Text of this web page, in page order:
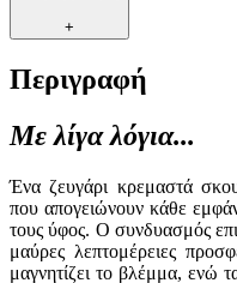
+
Περιγραφή
Με λίγα λόγια...
Ένα ζευγάρι κρεμαστά
που απογειώνουν κάθε
τους ύφος. Ο συνδυασμός
μαύρες λεπτομέρειες
μαγνητίζει το βλέμμα, ενώ